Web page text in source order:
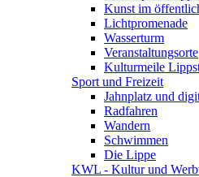
Kunst im
Lichtpromenade
Wasserturm
Veranstaltungsorte
Kulturmeile
Sport und Freizeit
Jahnplatz und
Radfahren
Wandern
Schwimmen
Die Lippe
KWL - Kultur und